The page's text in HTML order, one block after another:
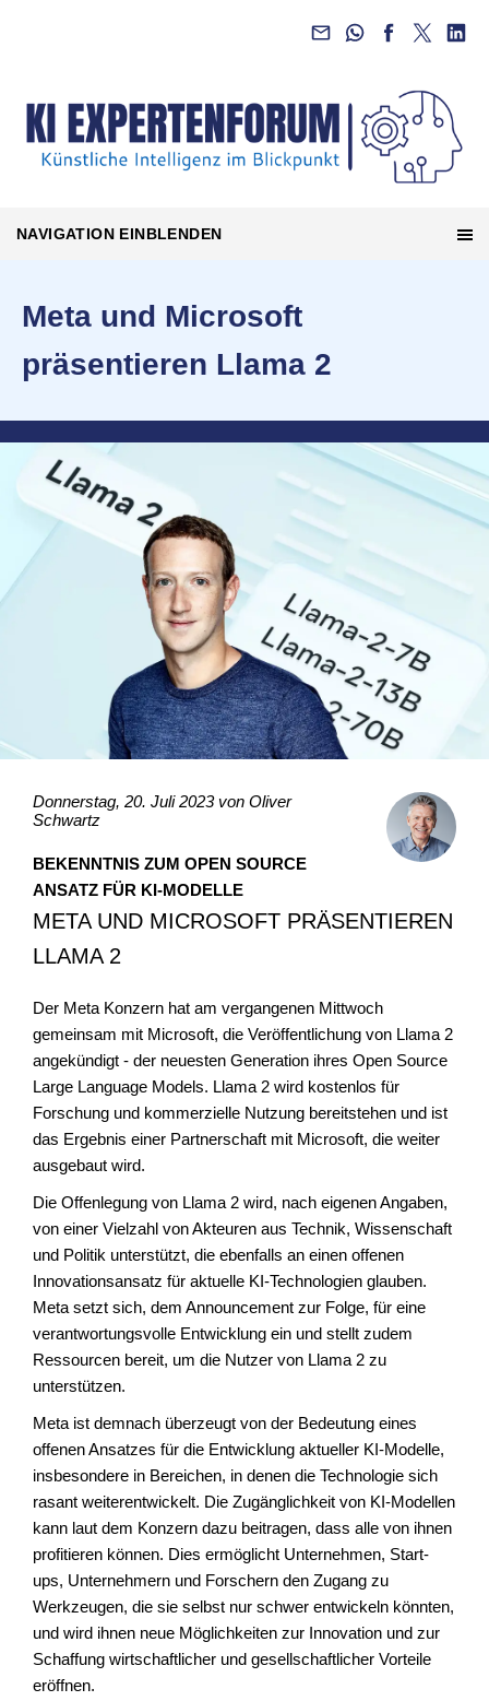
NAVIGATION EINBLENDEN
Meta und Microsoft
präsentieren Llama 2
Donnerstag, 20. Juli 2023 von Oliver
Schwartz
BEKENNTNIS ZUM OPEN SOURCE
ANSATZ FÜR KI-MODELLE
META UND MICROSOFT PRÄSENTIEREN
LLAMA 2
Der Meta Konzern hat am vergangenen Mittwoch
gemeinsam mit Microsoft, die Veröffentlichung von Llama 2
angekündigt - der neuesten Generation ihres Open Source
Large Language Models. Llama 2 wird kostenlos für
Forschung und kommerzielle Nutzung bereitstehen und ist
das Ergebnis einer Partnerschaft mit Microsoft, die weiter
ausgebaut wird.
Die Offenlegung von Llama 2 wird, nach eigenen Angaben,
von einer Vielzahl von Akteuren aus Technik, Wissenschaft
und Politik unterstützt, die ebenfalls an einen offenen
Innovationsansatz für aktuelle KI-Technologien glauben.
Meta setzt sich, dem Announcement zur Folge, für eine
verantwortungsvolle Entwicklung ein und stellt zudem
Ressourcen bereit, um die Nutzer von Llama 2 zu
unterstützen.
Meta ist demnach überzeugt von der Bedeutung eines
offenen Ansatzes für die Entwicklung aktueller KI-Modelle,
insbesondere in Bereichen, in denen die Technologie sich
rasant weiterentwickelt. Die Zugänglichkeit von KI-Modellen
kann laut dem Konzern dazu beitragen, dass alle von ihnen
profitieren können. Dies ermöglicht Unternehmen, Start-
ups, Unternehmern und Forschern den Zugang zu
Werkzeugen, die sie selbst nur schwer entwickeln könnten,
und wird ihnen neue Möglichkeiten zur Innovation und zur
Schaffung wirtschaftlicher und gesellschaftlicher Vorteile
eröffnen.